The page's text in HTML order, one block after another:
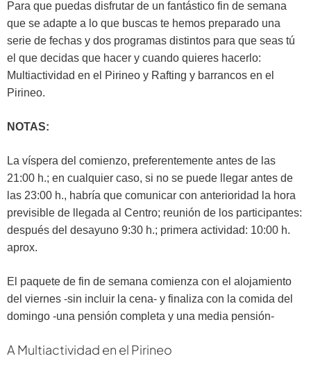
Para que puedas disfrutar de un fantástico fin de semana
que se adapte a lo que buscas te hemos preparado una
serie de fechas y dos programas distintos para que seas tú
el que decidas que hacer y cuando quieres hacerlo:
Multiactividad en el Pirineo y Rafting y barrancos en el
Pirineo.
NOTAS:
La víspera del comienzo, preferentemente antes de las
21:00 h.; en cualquier caso, si no se puede llegar antes de
las 23:00 h., habría que comunicar con anterioridad la hora
previsible de llegada al Centro; reunión de los participantes:
después del desayuno 9:30 h.; primera actividad: 10:00 h.
aprox.
El paquete de fin de semana comienza con el alojamiento
del viernes -sin incluir la cena- y finaliza con la comida del
domingo -una pensión completa y una media pensión-
A Multiactividad en el Pirineo